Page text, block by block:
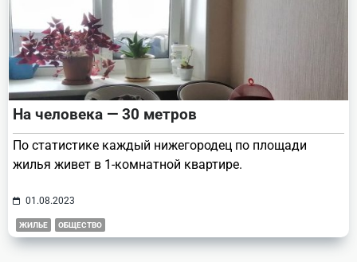
На человека — 30 метров
По статистике каждый нижегородец по площади
жилья живет в 1-комнатной квартире.
01.08.2023
ЖИЛЬЕ ОБЩЕСТВО